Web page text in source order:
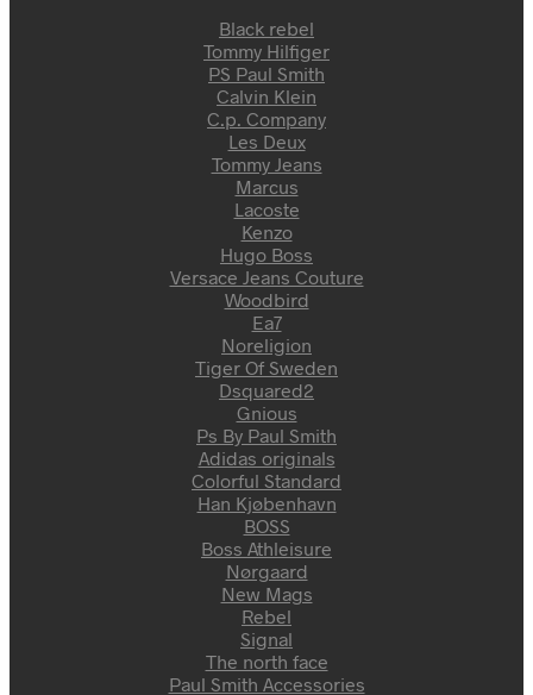
Black rebel
Tommy Hilfiger
PS Paul Smith
Calvin Klein
C.p. Company
Les Deux
Tommy Jeans
Marcus
Lacoste
Kenzo
Hugo Boss
Versace Jeans Couture
Woodbird
Ea7
Noreligion
Tiger Of Sweden
Dsquared2
Gnious
Ps By Paul Smith
Adidas originals
Colorful Standard
Han Kjøbenhavn
BOSS
Boss Athleisure
Nørgaard
New Mags
Rebel
Signal
The north face
Paul Smith Accessories